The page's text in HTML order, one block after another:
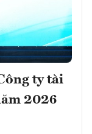
ty tài
2026